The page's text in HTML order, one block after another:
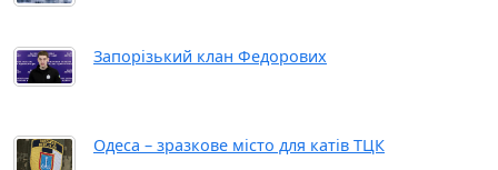
Запорізький клан Федорових
Одеса – зразкове місто для катів ТЦК